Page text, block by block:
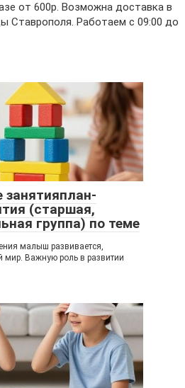
от 600р. Возможна доставка в
Ставрополя. Работаем с 09:00 до
занятияплан-
(старшая,
группа) по теме
малыш развивается,
Важную роль в развитии